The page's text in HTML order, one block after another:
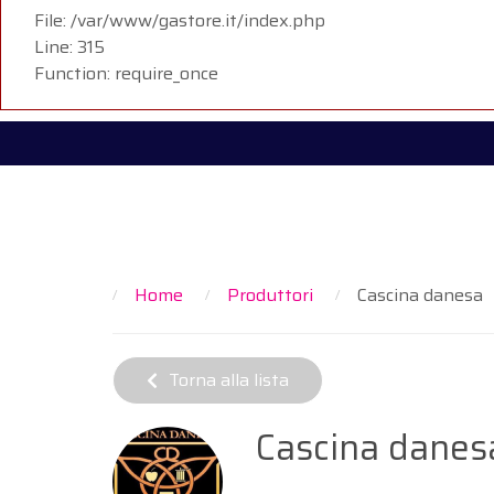
File: /var/www/gastore.it/index.php
Line: 315
Function: require_once
Home Produttori Cascina danesa
Torna alla lista
Cascina